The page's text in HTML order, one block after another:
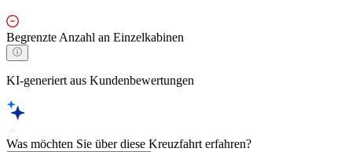
Begrenzte Anzahl an Einzelkabinen
KI-generiert aus Kundenbewertungen
Was möchten Sie über diese Kreuzfahrt erfahren?